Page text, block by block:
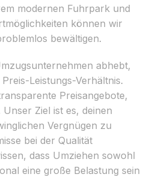
modernen Fuhrpark und
können wir
bewältigen.
abhebt,
Leistungs-Verhältnis.
Preisangebote,
Ziel ist es, deinen
Vergnügen zu
bei der Qualität
dass Umziehen sowohl
eine große Belastung sein